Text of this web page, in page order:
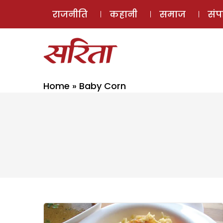
राजनीति कहानी समाज
Home » Baby Corn